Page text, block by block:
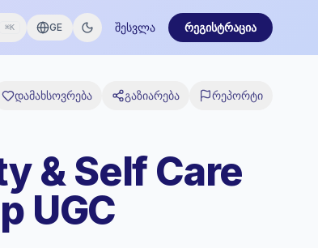
⌘K GE შესვლა რეგისტრაცია
დამახსოვრება გაზიარება რეპორტი
& Self Care
UGC